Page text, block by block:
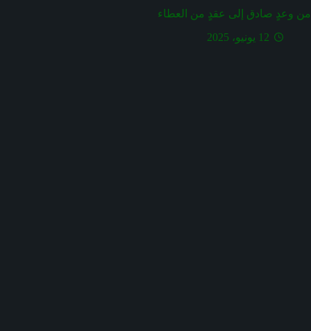
من وعدٍ صادق إلى عقدٍ من العطاء
12 يونيو، 2025